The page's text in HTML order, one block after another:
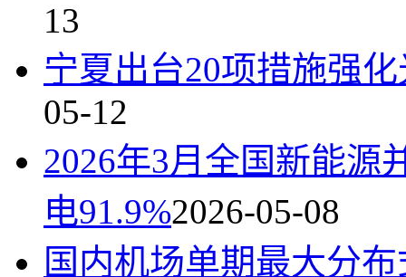
13
宁夏出台20项措施强
05-12
2026年3月全国新能源
电91.9%2026-05-08
国内机场单期最大分